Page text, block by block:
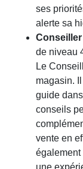
ses
alerte sa
de niveau
Le
magasin.
guide
conseils
vente en
également
une